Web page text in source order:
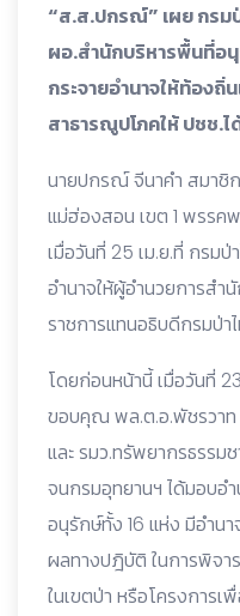
“ส.ส.ปกรณ์” เผย กรม
ผอ.สำนักบริหารพื้นที่อ
กระจายอำนาจให้ท้อง
สาธารณูปโภคให้ ปชช.ไ
นายปกรณ์ จีนาคำ สมาชิ
แม่ฮ่องสอน เขต 1 พรรค
เมื่อวันที่ 25 เม.ย.ที่ กรม
อำนาจให้ผู้อำนวยการส
ราชการแทนอธิบดีกรมป่า
โดยก่อนหน้านี้ เมื่อวันที่
ขอบคุณ พล.ต.อ.พัชรวา
และ รมว.ทรัพยากรธรร
จนกรมอุทยานฯ ได้มอบอ
อนุรักษ์ทั้ง 16 แห่ง มีอำน
ผลทางปฎิบัติ ในการพิจา
ในเขตป่า หรือโครงกา